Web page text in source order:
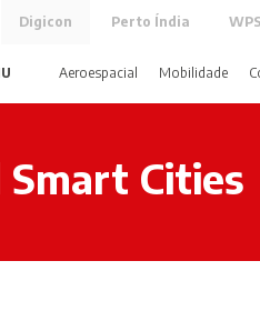
Digicon Perto Índia WPS
Aeroespacial Mobilidade
Smart Cities